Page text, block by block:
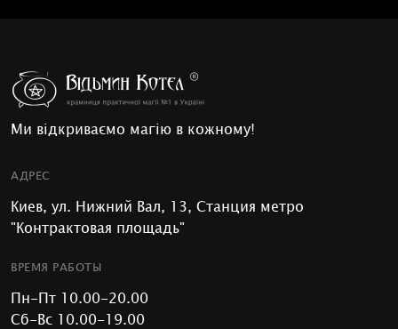
Ми відкриваємо магію в кожному!
АДРЕС
Киев, ул. Нижний Вал, 13, Станция метро
"Контрактовая площадь"
ВРЕМЯ РАБОТЫ
Пн-Пт 10.00-20.00
Сб-Вс 10.00-19.00